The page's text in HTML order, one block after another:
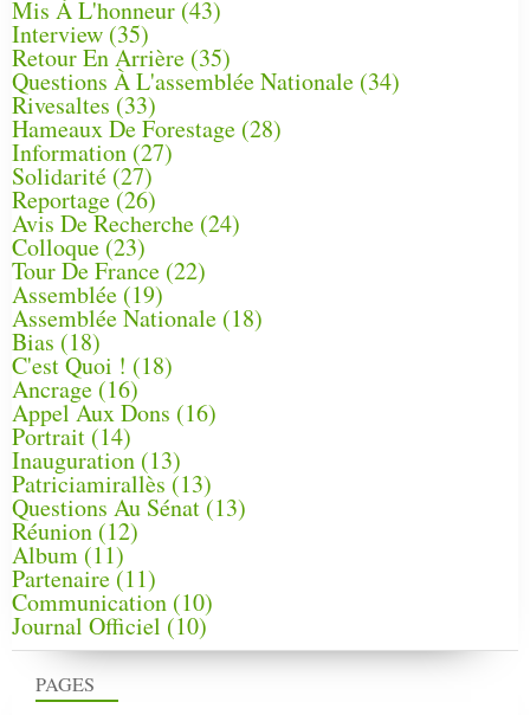
PAGES
Mis À L'honneur (43)
Interview (35)
Retour En Arrière (35)
Questions À L'assemblée Nationale (34)
Rivesaltes (33)
Hameaux De Forestage (28)
Information (27)
Solidarité (27)
Reportage(26)
Avis De Recherche (24)
Colloque (23)
Tour De France (22)
Assemblée (19)
Assemblée Nationale (18)
Bias (18)
C'est Quoi ! (18)
Ancrage (16)
Appel Aux Dons (16)
Portrait (14)
Inauguration (13)
Patriciamirallès (13)
Questions Au Sénat(13)
Réunion (12)
Album (11)
Partenaire(11)
Communication (10)
Journal Officiel (10)